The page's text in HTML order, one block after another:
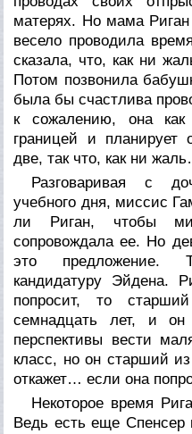
матерях. Но мама
весело проводила
сказала, что, как ни
Потом позвонила
была бы счастлива
к сожалению, она
границей и планирует
две, так что, как ни
Разговаривая с
учебного дня, миссис
ли Риган, чтобы
сопровождала ее. Но
это предложение.
кандидатуру Эйдена.
попросит, то
семнадцать лет, и
перспективы вести
класс, но он старший
откажет… если она
Некоторое время
Ведь есть еще